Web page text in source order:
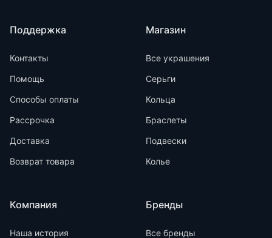
Поддержка
Контакты
Помощь
Способы оплаты
Рассрочка
Доставка
Возврат товара
Компания
Наша история
Магазин
Все украшения
Серьги
Кольца
Браслеты
Подвески
Колье
Бренды
Все бренды